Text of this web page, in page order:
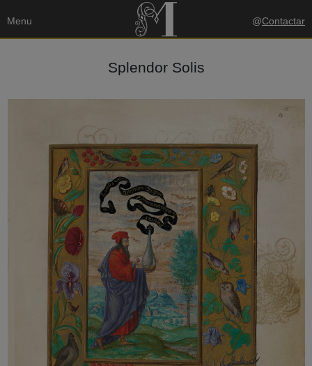
Menu @Contactar
Splendor Solis